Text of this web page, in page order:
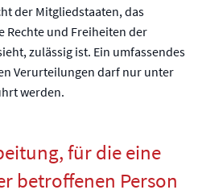
der Mitgliedstaaten, das
Rechte und Freiheiten der
zulässig ist. Ein umfassendes
Verurteilungen darf nur unter
werden.
für die eine
betroffenen Person